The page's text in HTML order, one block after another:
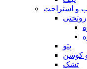
و استراحت
روتختی
پتو
کوسن
تشک